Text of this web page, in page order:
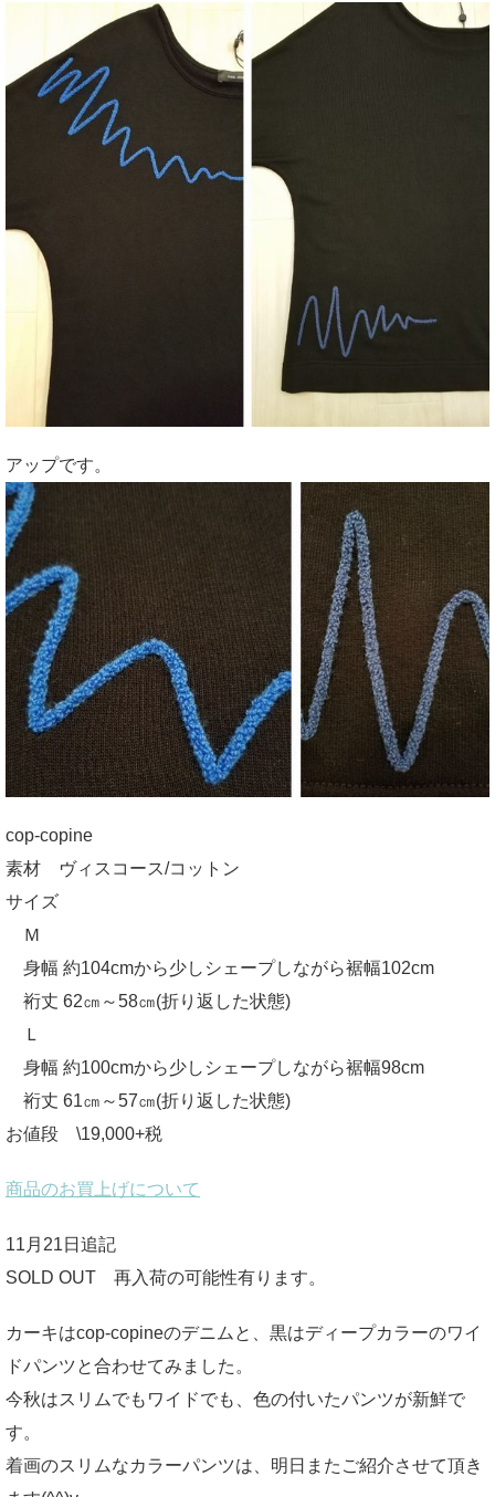
アップです。
cop-copine
素材 ヴィスコース/コットン
サイズ
Ｍ
身幅 約104cmから少しシェープしながら裾幅102cm
裄丈 62㎝～58㎝(折り返した状態)
Ｌ
身幅 約100cmから少しシェープしながら裾幅98cm
裄丈 61㎝～57㎝(折り返した状態)
お値段 \19,000+税
商品のお買上げについて
11月21日追記
SOLD OUT 再入荷の可能性有ります。
カーキはcop-copineのデニムと、黒はディープカラーのワイ
ドパンツと合わせてみました。
今秋はスリムでもワイドでも、色の付いたパンツが新鮮で
す。
着画のスリムなカラーパンツは、明日またご紹介させて頂き